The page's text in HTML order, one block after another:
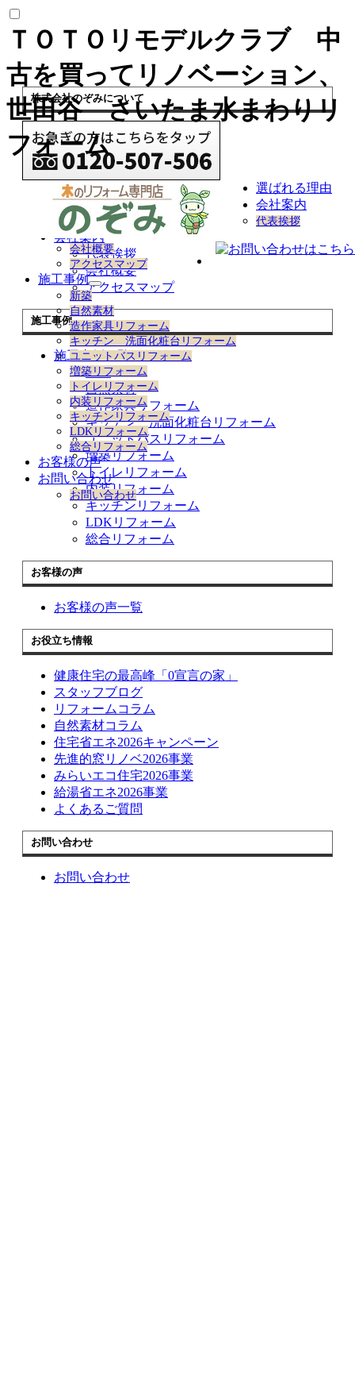
ＴＯＴＯリモデルクラブ 中
古を買ってリノベーション、
世田谷 さいたま水まわりリ
フォーム
選ばれる理由
会社案内
代表挨拶
会社概要
アクセスマップ
施工事例
サ
ブ
メ
ニ
ュ
ー
を
展
開
新築
自然素材
造作家具リフォーム
キッチン 洗面化粧台リフォーム
ユニットバスリフォーム
増築リフォーム
トイレリフォーム
内装リフォーム
キッチンリフォーム
LDKリフォーム
総合リフォーム
お客様の声
お問い合わせ
お問い合わせ
株式会社のぞみについて
選ばれる理由
会社案内
代表挨拶
会社概要
アクセスマップ
施工事例
施工事例一覧
新築
自然素材
造作家具リフォーム
キッチン 洗面化粧台リフォーム
ユニットバスリフォーム
増築リフォーム
トイレリフォーム
内装リフォーム
キッチンリフォーム
LDKリフォーム
総合リフォーム
お客様の声
お客様の声一覧
お役立ち情報
健康住宅の最高峰「0宣言の家」
スタッフブログ
リフォームコラム
自然素材コラム
住宅省エネ2026キャンペーン
先進的窓リノベ2026事業
みらいエコ住宅2026事業
給湯省エネ2026事業
よくあるご質問
お問い合わせ
お問い合わせ